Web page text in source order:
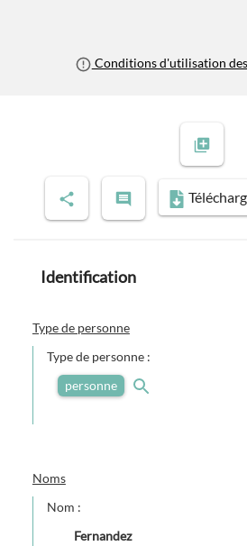
Conditions d'utilisation
Identification
Type de personne
Type de personne :
personne
Noms
Nom :
Fernandez